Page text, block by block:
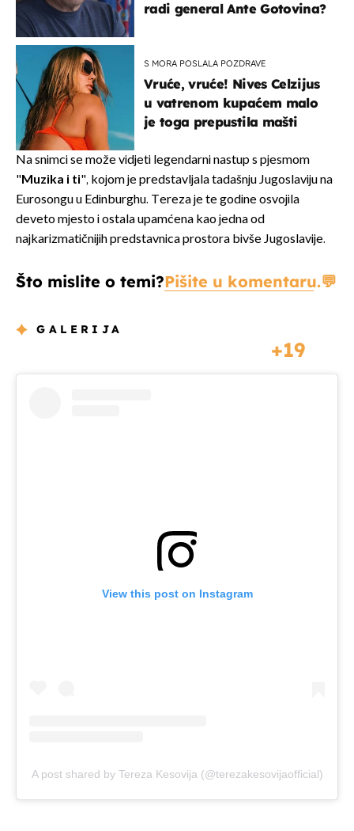
radi general Ante Gotovina?
S MORA POSLALA POZDRAVE
Vruće, vruće! Nives Celzijus
u vatrenom kupaćem malo
je toga prepustila mašti
Na snimci se može vidjeti legendarni nastup s pjesmom
"Muzika i ti", kojom je predstavljala tadašnju Jugoslaviju na
Eurosongu u Edinburghu. Tereza je te godine osvojila
deveto mjesto i ostala upamćena kao jedna od
najkarizmatičnijih predstavnica prostora bivše Jugoslavije.
Što mislite o temi?Pišite u komentaru.
GALERIJA
19
View this post on Instagram
A post shared by Tereza Kesovija (@terezakesovijaofficial)